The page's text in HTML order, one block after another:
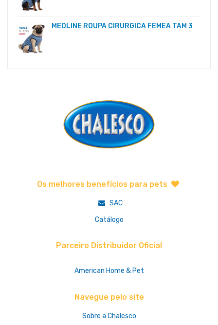
MEDLINE ROUPA CIRURGICA FEMEA TAM 3
Os melhores benefícios para pets
SAC
Catálogo
Parceiro Distribuidor Oficial
American Home & Pet
Navegue pelo site
Sobre a Chalesco